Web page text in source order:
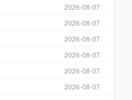
2026-08-07
2026-08-07
2026-08-07
2026-08-07
2026-08-07
2026-08-07